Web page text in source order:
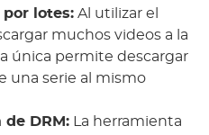
por lotes: Al utilizar el
muchos videos a la
única permite descargar
una serie al mismo
DRM: La herramienta